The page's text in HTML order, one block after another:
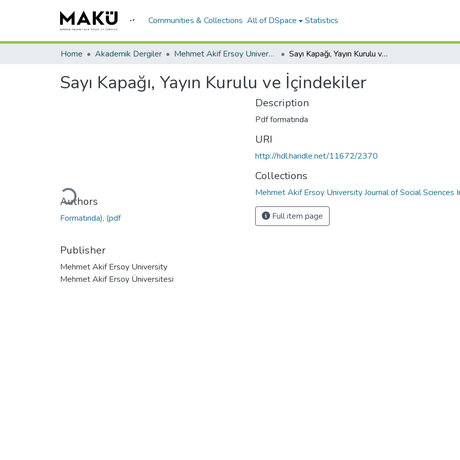
Communities & Collections All of DSpace Statistics
Home Akademik Dergiler Mehmet Akif Ersoy University Journal of Social Sciences Institute Sayı Kapağı, Yayın Kurulu ve İçindekiler
Sayı Kapağı, Yayın Kurulu ve İçindekiler
Loading...
Authors
Formatında), (pdf
Publisher
Mehmet Akif Ersoy University
Mehmet Akif Ersoy Üniversitesi
Description
Pdf formatında
URI
http://hdl.handle.net/11672/2370
Collections
Mehmet Akif Ersoy University Journal of Social Sciences
Full item page